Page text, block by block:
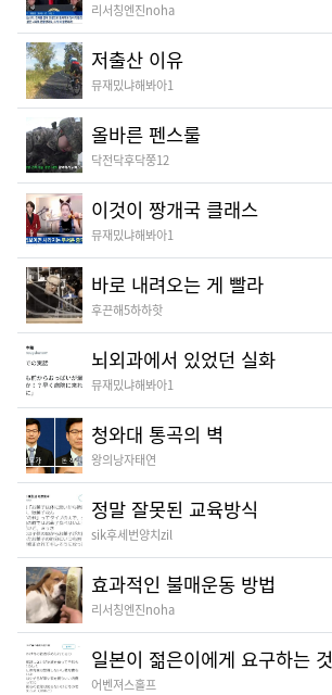
리서칭엔진noha
저출산 이유
뮤재밌냐해봐아1
올바른 펜스룰
닥전닥후닥쭝12
이것이 짱개국 클래스
뮤재밌냐해봐아1
바로 내려오는 게 빨라
후끈해5하하핫
뇌외과에서 있었던 실화
뮤재밌냐해봐아1
청와대 통곡의 벽
왕의낭자태연
정말 잘못된 교육방식
sik후세번양치zil
효과적인 불매운동 방법
리서칭엔진noha
일본이 젊은이에게 요구하는 것
어벤져스홀프